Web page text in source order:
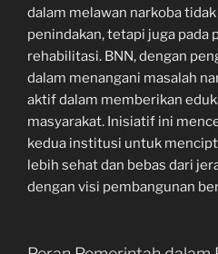
dalam melawan narkoba
penindakan, tetapi juga pada
rehabilitasi. BNN, dengan
dalam menangani masalah
aktif dalam memberikan
masyarakat. Inisiatif ini
kedua institusi untuk
lebih sehat dan bebas dari
dengan visi pembangunan